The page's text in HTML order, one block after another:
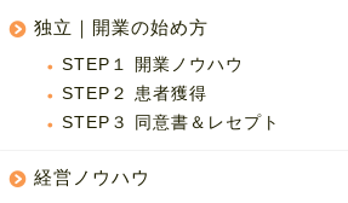
独立｜開業の始め方
STEP１ 開業ノウハウ
STEP２ 患者獲得
STEP３ 同意書＆レセプト
経営ノウハウ